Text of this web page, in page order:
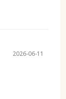
2026-06-11